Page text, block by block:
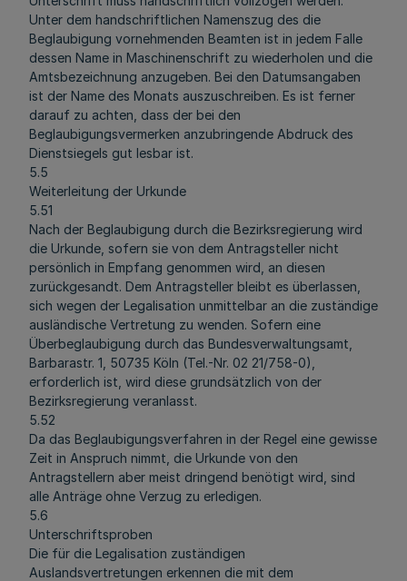
Unter dem handschriftlichen Namenszug des die
Beglaubigung vornehmenden Beamten ist in jedem Falle
dessen Name in Maschinenschrift zu wiederholen und die
Amtsbezeichnung anzugeben. Bei den Datumsangaben
ist der Name des Monats auszuschreiben. Es ist ferner
darauf zu achten, dass der bei den
Beglaubigungsvermerken anzubringende Abdruck des
Dienstsiegels gut lesbar ist.
5.5
Weiterleitung der Urkunde
5.51
Nach der Beglaubigung durch die Bezirksregierung wird
die Urkunde, sofern sie von dem Antragsteller nicht
persönlich in Empfang genommen wird, an diesen
zurückgesandt. Dem Antragsteller bleibt es überlassen,
sich wegen der Legalisation unmittelbar an die zuständige
ausländische Vertretung zu wenden. Sofern eine
Überbeglaubigung durch das Bundesverwaltungsamt,
Barbarastr. 1, 50735 Köln (Tel.-Nr. 02 21/758-0),
erforderlich ist, wird diese grundsätzlich von der
Bezirksregierung veranlasst.
5.52
Da das Beglaubigungsverfahren in der Regel eine gewisse
Zeit in Anspruch nimmt, die Urkunde von den
Antragstellern aber meist dringend benötigt wird, sind
alle Anträge ohne Verzug zu erledigen.
5.6
Unterschriftsproben
Die für die Legalisation zuständigen
Auslandsvertretungen erkennen die mit dem